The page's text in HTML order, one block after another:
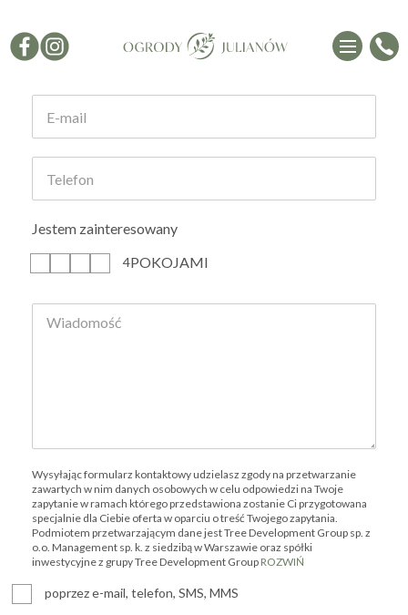
Jestem zainteresowany
4POKOJAMI
Wysyłając formularz kontaktowy udzielasz zgody na przetwarzanie
zawartych w nim danych osobowych w celu odpowiedzi na Twoje
zapytanie w ramach którego przedstawiona zostanie Ci przygotowana
specjalnie dla Ciebie oferta w oparciu o treść Twojego zapytania.
Podmiotem przetwarzającym dane jest Tree Development Group sp. z
o.o. Management sp. k. z siedzibą w Warszawie oraz spółki
inwestycyjne z grupy Tree Development Group ROZWIŃ
poprzez e-mail, telefon, SMS, MMS